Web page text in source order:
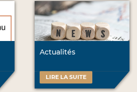
Actualités
LIRE LA SUITE